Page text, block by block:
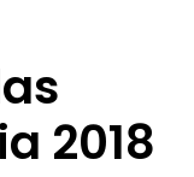
2018